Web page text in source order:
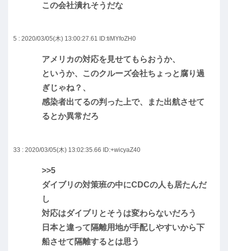
この会社潰れそうだな
5 : 2020/03/05(木) 13:00:27.61 ID:tiMYfoZH0
アメリカの対応を見せてもらおうか、
というか、このクルーズ会社ちょっと腐り過
ぎじゃね？、
感染者出てるの判った上で、また出航させて
るとか異常だろ
33 : 2020/03/05(木) 13:02:35.66 ID:+wicyaZ40
>>5
ダイブリの対策班の中にCDCの人も居たんだ
し
対応はダイブリとそうは変わらないだろう
日本と違って隔離用地が手配しやすいから下
船させて隔離するとは思う